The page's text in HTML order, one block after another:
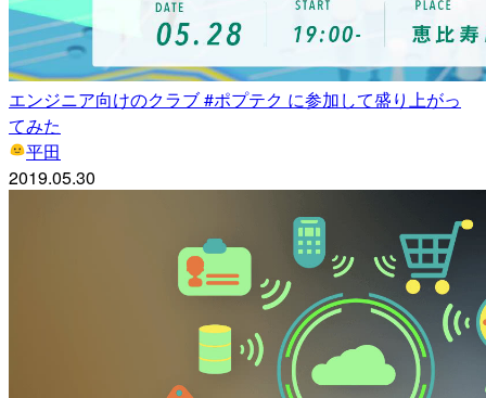
エンジニア向けのクラブ #ポプテク に参加して盛り上がっ
てみた
平田
2019.05.30